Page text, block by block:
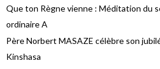
Que ton Règne vienne : Méditation du
ordinaire A
Père Norbert MASAZE célèbre son
Kinshasa